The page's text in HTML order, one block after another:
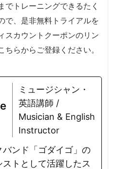
でトレーニングできるたく
で、是非無料トライアルを
スカウントクーポンのリン
らからご登録ください。
ミュージシャン・
英語講師 /
Musician & English
Instructor
バンド「ゴダイゴ」の
ストとして活躍したス